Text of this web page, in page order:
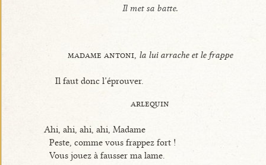
Il met sa batte.
madame antoni, la lui arrache et le frappe
Il faut donc l’éprouver.
arlequin
Ahi, ahi, ahi, ahi, Madame
Peste, comme vous frappez fort !
Vous jouez à fausser ma lame.